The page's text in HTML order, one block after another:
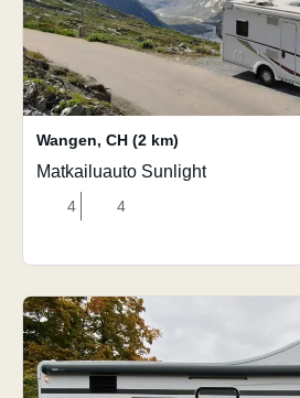
Wangen, CH (2 km)
Matkailuauto Sunlight
4 4